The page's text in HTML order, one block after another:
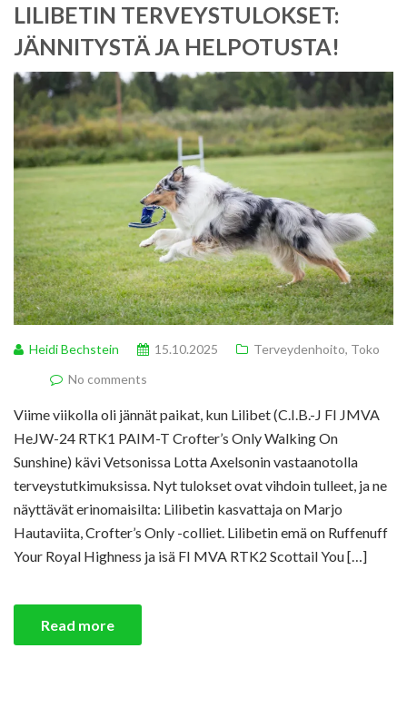
LILIBETIN TERVEYSTULOKSET:
JÄNNITYSTÄ JA HELPOTUSTA!
Heidi Bechstein 15.10.2025 Terveydenhoito, Toko
No comments
Viime viikolla oli jännät paikat, kun Lilibet (C.I.B.-J FI JMVA
HeJW-24 RTK1 PAIM-T Crofter’s Only Walking On
Sunshine) kävi Vetsonissa Lotta Axelsonin vastaanotolla
terveystutkimuksissa. Nyt tulokset ovat vihdoin tulleet, ja ne
näyttävät erinomaisilta: Lilibetin kasvattaja on Marjo
Hautaviita, Crofter’s Only -colliet. Lilibetin emä on Ruffenuff
Your Royal Highness ja isä FI MVA RTK2 Scottail You […]
Read more